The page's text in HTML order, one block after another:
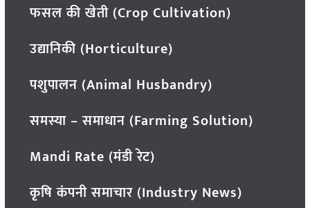
फसल की खेती (Crop Cultivation)
उद्यानिकी (Horticulture)
पशुपालन (Animal Husbandry)
समस्या – समाधान (Farming Solution)
Mandi Rate (मंडी रेट)
कृषि कंपनी समाचार (Industry News)